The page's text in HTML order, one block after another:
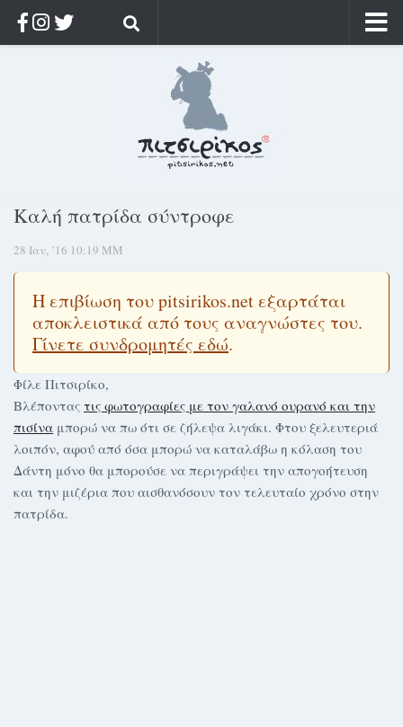
Στοχασμοί & αποφθέγματα
Διαφήμιση
Μόνο για συνδρομητές
Log in
Καλή πατρίδα σύντροφε
28 Ιαν, ’16 10:19 ΜΜ
Η επιβίωση του pitsirikos.net εξαρτάται
αποκλειστικά από τους αναγνώστες του.
Γίνετε συνδρομητές εδώ.
Φίλε Πιτσιρίκο,
Βλέποντας τις φωτογραφίες με τον γαλανό ουρανό και την
πισίνα μπορώ να πω ότι σε ζήλεψα λιγάκι. Φτου ξελευτεριά
λοιπόν, αφού από όσα μπορώ να καταλάβω η κόλαση του
Δάντη μόνο θα μπορούσε να περιγράψει την απογοήτευση
και την μιζέρια που αισθανόσουν τον τελευταίο χρόνο στην
πατρίδα.